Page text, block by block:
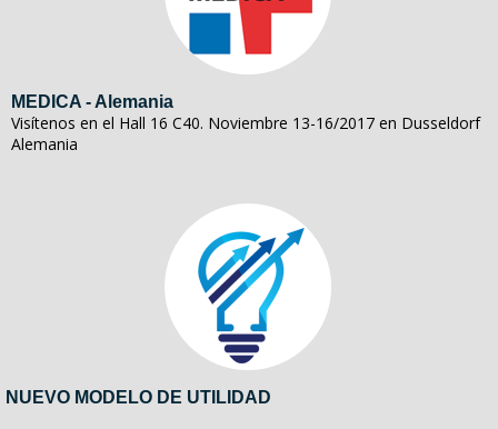
MEDICA - Alemania
Visítenos en el Hall 16 C40. Noviembre 13-16/2017 en Dusseldorf
Alemania
NUEVO MODELO DE UTILIDAD